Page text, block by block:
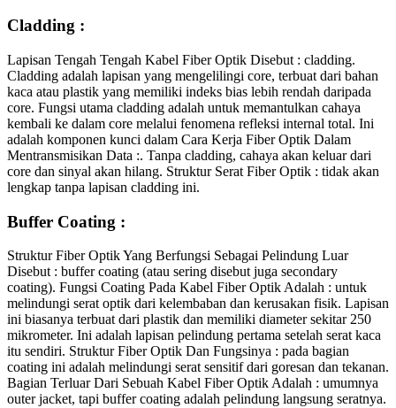
Cladding :
Lapisan Tengah Tengah Kabel Fiber Optik Disebut : cladding.
Cladding adalah lapisan yang mengelilingi core, terbuat dari bahan
kaca atau plastik yang memiliki indeks bias lebih rendah daripada
core. Fungsi utama cladding adalah untuk memantulkan cahaya
kembali ke dalam core melalui fenomena refleksi internal total. Ini
adalah komponen kunci dalam Cara Kerja Fiber Optik Dalam
Mentransmisikan Data :. Tanpa cladding, cahaya akan keluar dari
core dan sinyal akan hilang. Struktur Serat Fiber Optik : tidak akan
lengkap tanpa lapisan cladding ini.
Buffer Coating :
Struktur Fiber Optik Yang Berfungsi Sebagai Pelindung Luar
Disebut : buffer coating (atau sering disebut juga secondary
coating). Fungsi Coating Pada Kabel Fiber Optik Adalah : untuk
melindungi serat optik dari kelembaban dan kerusakan fisik. Lapisan
ini biasanya terbuat dari plastik dan memiliki diameter sekitar 250
mikrometer. Ini adalah lapisan pelindung pertama setelah serat kaca
itu sendiri. Struktur Fiber Optik Dan Fungsinya : pada bagian
coating ini adalah melindungi serat sensitif dari goresan dan tekanan.
Bagian Terluar Dari Sebuah Kabel Fiber Optik Adalah : umumnya
outer jacket, tapi buffer coating adalah pelindung langsung seratnya.